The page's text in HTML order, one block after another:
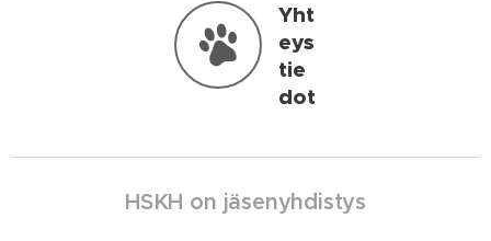
Yht
eys
tie
dot
HSKH on jäsenyhdistys